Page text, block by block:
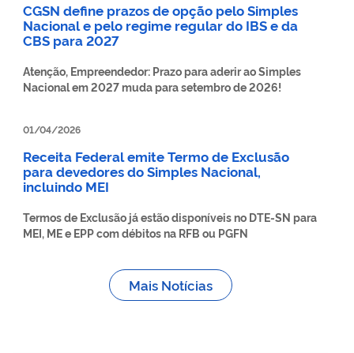
CGSN define prazos de opção pelo Simples
Nacional e pelo regime regular do IBS e da
CBS para 2027
Atenção, Empreendedor: Prazo para aderir ao Simples
Nacional em 2027 muda para setembro de 2026!
01/04/2026
Receita Federal emite Termo de Exclusão
para devedores do Simples Nacional,
incluindo MEI
Termos de Exclusão já estão disponíveis no DTE-SN para
MEI, ME e EPP com débitos na RFB ou PGFN
Mais Notícias